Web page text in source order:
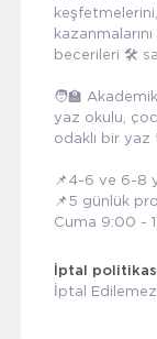
becerileri 🛠️
🧑‍🏫
yaz okulu,
odaklı bir yaz
📌4-6 ve 6-8
📌5 günlük
Cuma 9:00 -
İptal
İptal Edilemez